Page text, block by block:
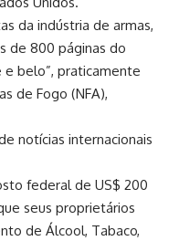
da indústria de armas,
de 800 páginas do
e belo”, praticamente
de Fogo (NFA),
notícias internacionais
federal de US$ 200
seus proprietários
de Álcool, Tabaco,